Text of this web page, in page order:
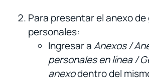
Para presentar el anexo
personales:
Ingresar aAnexos /
personales en línea /
anexodentro del